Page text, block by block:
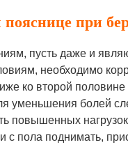
при
пусть даже и
необходимо
ко второй
уменьшения болей
повышенных
с пола поднимать,